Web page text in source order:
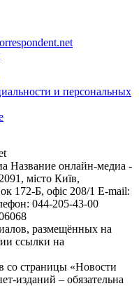
и персональных
Название онлайн-медиа -
місто Київ,
Б, офіс 208/1 E-mail:
044-205-43-00
размещённых на
ссылки на
со страницы «Новости
изданий – обязательна